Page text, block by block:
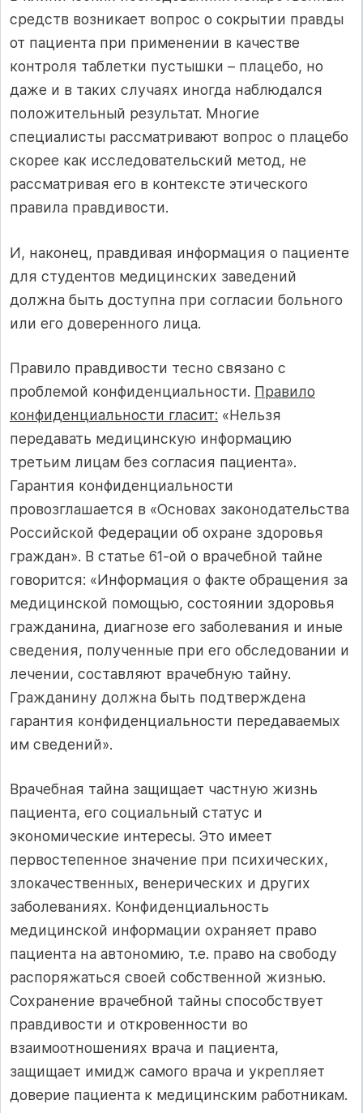
средств возникает вопрос о сокрытии правды
от пациента при применении в качестве
контроля таблетки пустышки – плацебо, но
даже и в таких случаях иногда наблюдался
положительный результат. Многие
специалисты рассматривают вопрос о плацебо
скорее как исследовательский метод, не
рассматривая его в контексте этического
правила правдивости.
И, наконец, правдивая информация о пациенте
для студентов медицинских заведений
должна быть доступна при согласии больного
или его доверенного лица.
Правило правдивости тесно связано с
проблемой конфиденциальности. Правило
конфиденциальности гласит: «Нельзя
передавать медицинскую информацию
третьим лицам без согласия пациента».
Гарантия конфиденциальности
провозглашается в «Основах законодательства
Российской Федерации об охране здоровья
граждан». В статье 61-ой о врачебной тайне
говорится: «Информация о факте обращения за
медицинской помощью, состоянии здоровья
гражданина, диагнозе его заболевания и иные
сведения, полученные при его обследовании и
лечении, составляют врачебную тайну.
Гражданину должна быть подтверждена
гарантия конфиденциальности передаваемых
им сведений».
Врачебная тайна защищает частную жизнь
пациента, его социальный статус и
экономические интересы. Это имеет
первостепенное значение при психических,
злокачественных, венерических и других
заболеваниях. Конфиденциальность
медицинской информации охраняет право
пациента на автономию, т.е. право на свободу
распоряжаться своей собственной жизнью.
Сохранение врачебной тайны способствует
правдивости и откровенности во
взаимоотношениях врача и пациента,
защищает имидж самого врача и укрепляет
доверие пациента к медицинским работникам.